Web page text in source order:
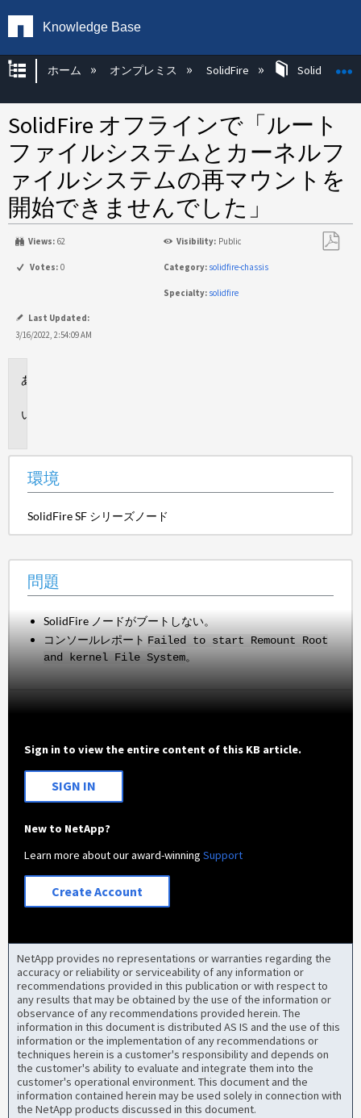
Knowledge Base
グローバル階層を展開/折りたたむ
ホーム オンプレミス SolidFire SolidFire
SolidFire オフラインで「ルート
ファイルシステムとカーネルフ
ァイルシステムの再マウントを
開始できませんでした」
Views: 62 Visibility: Public
Votes: 0 Category: solidfire-chassis
Specialty: solidfire
Last Updated:
3/16/2022, 2:54:09 AM
環境
SolidFire SF シリーズノード
問題
SolidFire ノードがブートしない。
コンソールレポート Failed to start Remount Root
and kernel File System。
Sign in to view the entire content of this KB article.
SIGN IN
New to NetApp?
Learn more about our award-winningSupport
Create Account
NetApp provides no representations or warranties regarding the
accuracy or reliability or serviceability of any information or
recommendations provided in this publication or with respect to
any results that may be obtained by the use of the information or
observance of any recommendations provided herein. The
information in this document is distributed AS IS and the use of this
information or the implementation of any recommendations or
techniques herein is a customer's responsibility and depends on
the customer's ability to evaluate and integrate them into the
customer's operational environment. This document and the
information contained herein may be used solely in connection with
the NetApp products discussed in this document.